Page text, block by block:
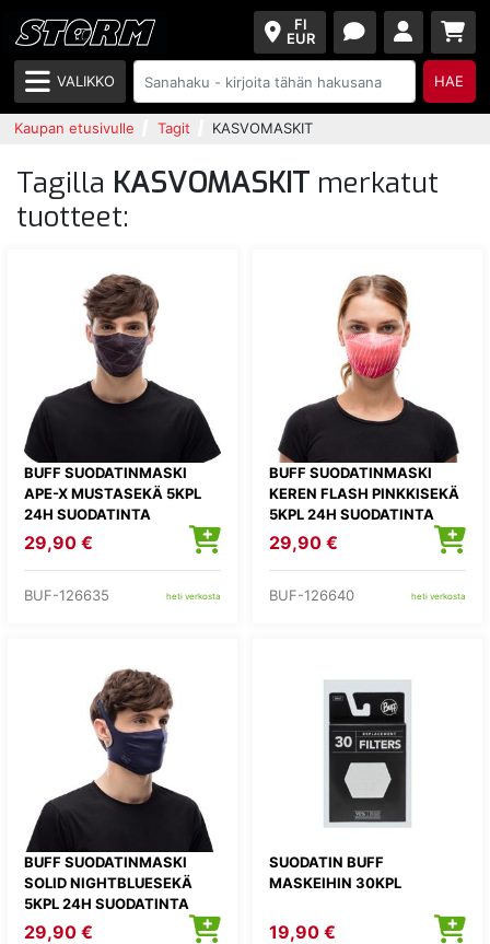
FI
EUR
VALIKKO HAE
Kaupan etusivulle Tagit KASVOMASKIT
Tagilla KASVOMASKIT merkatut
tuotteet:
BUFF SUODATINMASKI
APE-X MUSTASEKÄ 5KPL
24H SUODATINTA
29,90 €
BUF-126635 heti verkosta
BUFF SUODATINMASKI
KEREN FLASH PINKKISEKÄ
5KPL 24H SUODATINTA
29,90 €
BUF-126640 heti verkosta
BUFF SUODATINMASKI
SOLID NIGHTBLUESEKÄ
5KPL 24H SUODATINTA
29,90 €
SUODATIN BUFF
MASKEIHIN 30KPL
19,90 €